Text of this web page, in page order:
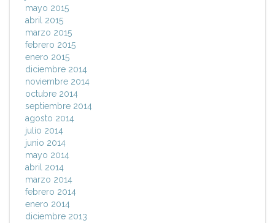
mayo 2015
abril 2015
marzo 2015
febrero 2015
enero 2015
diciembre 2014
noviembre 2014
octubre 2014
septiembre 2014
agosto 2014
julio 2014
junio 2014
mayo 2014
abril 2014
marzo 2014
febrero 2014
enero 2014
diciembre 2013